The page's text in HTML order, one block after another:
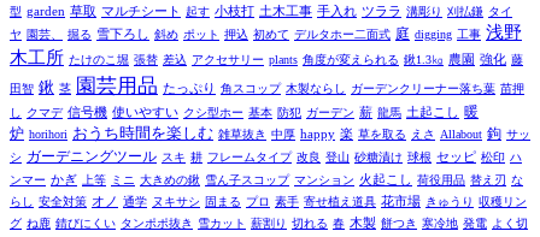
型 garden 草取 マルチシート 起す 小枝打 土木工事 手入れ ツララ 溝彫り 刈払鎌 タイ
ヤ 園芸、 掘る 雪下ろし 斜め ポット 押込 初めて デルタホー二面式 庭 digging 工事 浅野
木工所 たけのこ堀 張替 差込 アクセサリー plants 角度が変えられる 鍬1.3㎏ 農園 強化 藤
田智 鍬 茎 園芸用品 たっぷり 角スコップ 木製ならし ガーデンクリーナー落ち葉 苗押
し
クマデ 信号機 使いやすい クシ型ホー 基本 防犯 ガーデン 薪 龍馬 土起こし 暖
炉 horihori おうち時間を楽しむ 雑草抜き 中厚 happy 楽 草を取る えさ Allabout 鉤 サッ
シ ガーデニングツール スキ 耕 フレームタイプ 改良 登山 砂糖漬け 球根 セッピ 松印 ハ
ンマー かぎ 上等 ミニ 大きめの鍬 雪ん子スコップ マンション 火起こし 荷役用品 替え刃 な
らし 安全対策 オノ 通学 ヌキサシ 固まる プロ 素手 寄せ植え道具 花市場 きゅうり 収穫リン
グ ね鹿 錆びにくい タンポポ抜き 雪カット 薪割り 切れる 春 木製 餅つき 寒冷地 発電 よく切